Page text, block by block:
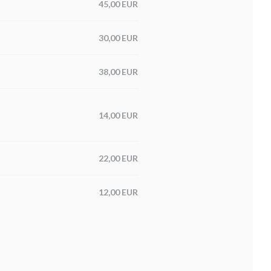
45,00 EUR
30,00 EUR
38,00 EUR
14,00 EUR
22,00 EUR
12,00 EUR